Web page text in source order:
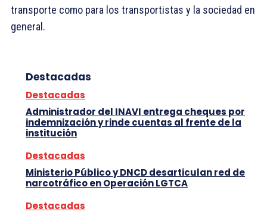
transporte como para los transportistas y la sociedad en
general.
Destacadas
Destacadas
Administrador del INAVI entrega cheques por
indemnización y rinde cuentas al frente de la
institución
Destacadas
Ministerio Público y DNCD desarticulan red de
narcotráfico en Operación LGTCA
Destacadas